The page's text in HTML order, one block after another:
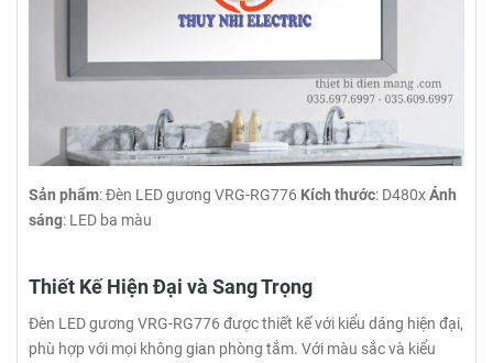
Sản phẩm: Đèn LED gương VRG-RG776 Kích thước: D480xÁnh
sáng: LED ba màu
Thiết Kế Hiện Đại và Sang Trọng
Đèn LED gương VRG-RG776 được thiết kế với kiểu dáng hiện đại,
phù hợp với mọi không gian phòng tắm. Với màu sắc và kiểu